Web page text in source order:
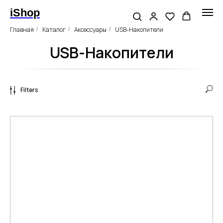
iShop
Главная / Каталог / Аксессуары / USB-Накопители
USB-Накопители
Filters